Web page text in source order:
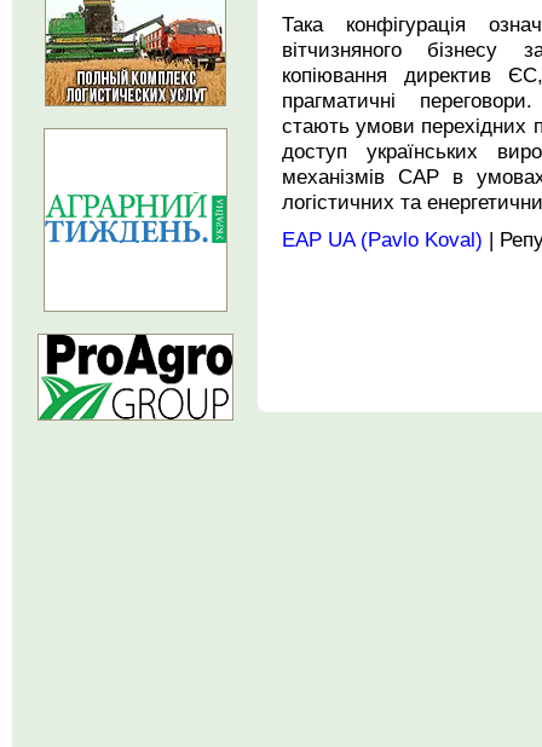
Така конфігурація
вітчизняного бізнесу
копіювання директив
прагматичні
стають умови перехідних
доступ українських
механізмів САР в
логістичних та
EAP UA (Pavlo Koval) |